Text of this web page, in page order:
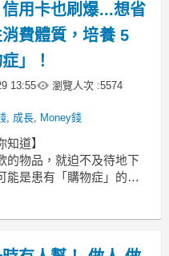
用卡也刷爆...想省
費體質，培養 5
」！
13:55 瀏覽人次 :5574
, 成長, Money錢
知道】
的物品，就迫不及待地下
能是患有「購物症」的跡
新的消費習慣，消除衝動